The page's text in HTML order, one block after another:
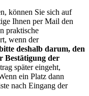
können Sie sich auf
Ihnen per Mail den
praktische
wenn der
deshalb darum, den
Bestätigung der
später eingeht,
ein Platz dann
nach Eingang der